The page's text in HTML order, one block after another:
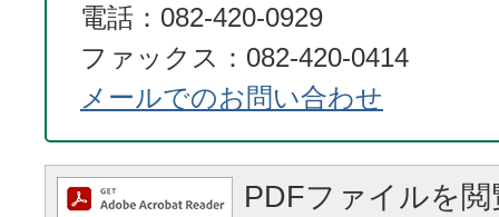
電話：082-420-0929
ファックス：082-420-0414
メールでのお問い合わせ
PDFファイルを